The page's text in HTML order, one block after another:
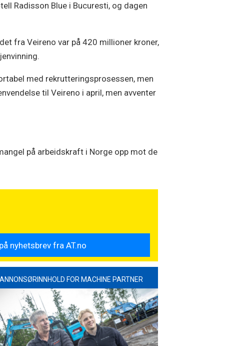
Radisson Blue i Bucuresti, og dagen
fra Veireno var på 420 millioner kroner,
med rekrutteringsprosessen, men
til Veireno i april, men avventer
på arbeidskraft i Norge opp mot de
ANNONSØRINNHOLD FOR MACHINE PARTNER